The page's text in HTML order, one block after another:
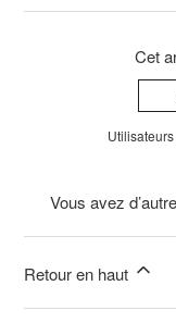
Cet
Vous avez
Retour en haut